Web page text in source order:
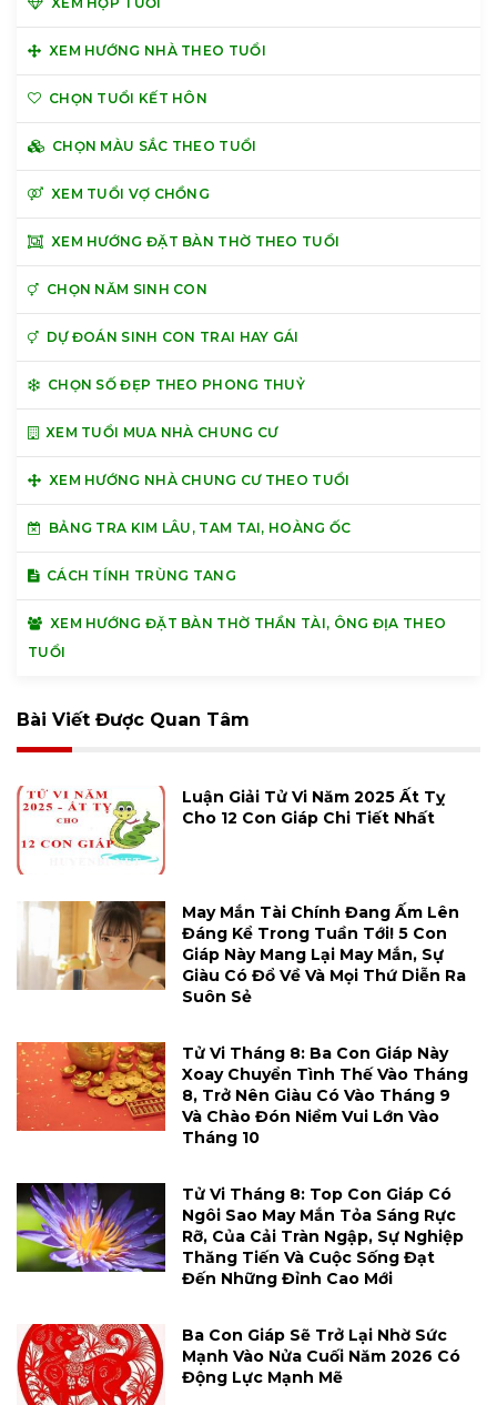
XEM HƯỚNG NHÀ THEO TUỔI
CHỌN TUỔI KẾT HÔN
CHỌN MÀU SẮC THEO TUỔI
XEM TUỔI VỢ CHỒNG
XEM HƯỚNG ĐẶT BÀN THỜ THEO TUỔI
CHỌN NĂM SINH CON
DỰ ĐOÁN SINH CON TRAI HAY GÁI
CHỌN SỐ ĐẸP THEO PHONG THUỶ
XEM TUỔI MUA NHÀ CHUNG CƯ
XEM HƯỚNG NHÀ CHUNG CƯ THEO TUỔI
BẢNG TRA KIM LÂU, TAM TAI, HOÀNG ỐC
CÁCH TÍNH TRÙNG TANG
XEM HƯỚNG ĐẶT BÀN THỜ THẦN TÀI, ÔNG ĐỊA THEO
TUỔI
Bài Viết Được Quan Tâm
Luận Giải Tử Vi Năm 2025 Ất Tỵ
Cho 12 Con Giáp Chi Tiết Nhất
May Mắn Tài Chính Đang Ấm Lên
Đáng Kể Trong Tuần Tới! 5 Con
Giáp Này Mang Lại May Mắn, Sự
Giàu Có Đổ Về Và Mọi Thứ Diễn Ra
Suôn Sẻ
Tử Vi Tháng 8: Ba Con Giáp Này
Xoay Chuyển Tình Thế Vào Tháng
8, Trở Nên Giàu Có Vào Tháng 9
Và Chào Đón Niềm Vui Lớn Vào
Tháng 10
Tử Vi Tháng 8: Top Con Giáp Có
Ngôi Sao May Mắn Tỏa Sáng Rực
Rỡ, Của Cải Tràn Ngập, Sự Nghiệp
Thăng Tiến Và Cuộc Sống Đạt
Đến Những Đỉnh Cao Mới
Ba Con Giáp Sẽ Trở Lại Nhờ Sức
Mạnh Vào Nửa Cuối Năm 2026 Có
Động Lực Mạnh Mẽ